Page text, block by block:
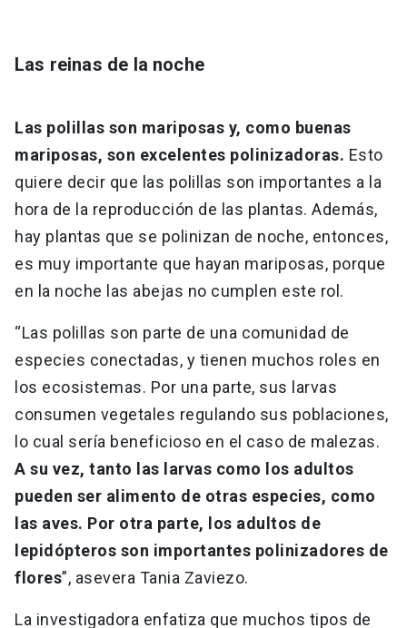
Las reinas de la noche
Las polillas son mariposas y, como buenas
mariposas, son excelentes polinizadoras. Esto
quiere decir que las polillas son importantes a la
hora de la reproducción de las plantas. Además,
hay plantas que se polinizan de noche, entonces,
es muy importante que hayan mariposas, porque
en la noche las abejas no cumplen este rol.
“Las polillas son parte de una comunidad de
especies conectadas, y tienen muchos roles en
los ecosistemas. Por una parte, sus larvas
consumen vegetales regulando sus poblaciones,
lo cual sería beneficioso en el caso de malezas.
A su vez, tanto las larvas como los adultos
pueden ser alimento de otras especies, como
las aves. Por otra parte, los adultos de
lepidópteros son importantes polinizadores de
flores”, asevera Tania Zaviezo.
La investigadora enfatiza que muchos tipos de